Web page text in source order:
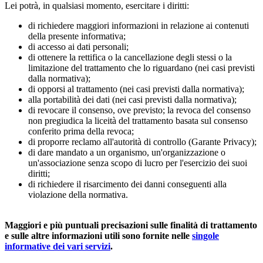
Lei potrà, in qualsiasi momento, esercitare i diritti:
di richiedere maggiori informazioni in relazione ai contenuti
della presente informativa;
di accesso ai dati personali;
di ottenere la rettifica o la cancellazione degli stessi o la
limitazione del trattamento che lo riguardano (nei casi previsti
dalla normativa);
di opporsi al trattamento (nei casi previsti dalla normativa);
alla portabilità dei dati (nei casi previsti dalla normativa);
di revocare il consenso, ove previsto; la revoca del consenso
non pregiudica la liceità del trattamento basata sul consenso
conferito prima della revoca;
di proporre reclamo all'autorità di controllo (Garante Privacy);
di dare mandato a un organismo, un'organizzazione o
un'associazione senza scopo di lucro per l'esercizio dei suoi
diritti;
di richiedere il risarcimento dei danni conseguenti alla
violazione della normativa.
Maggiori e più puntuali precisazioni sulle finalità di trattamento
e sulle altre informazioni utili sono fornite nelle singole
informative dei vari servizi.